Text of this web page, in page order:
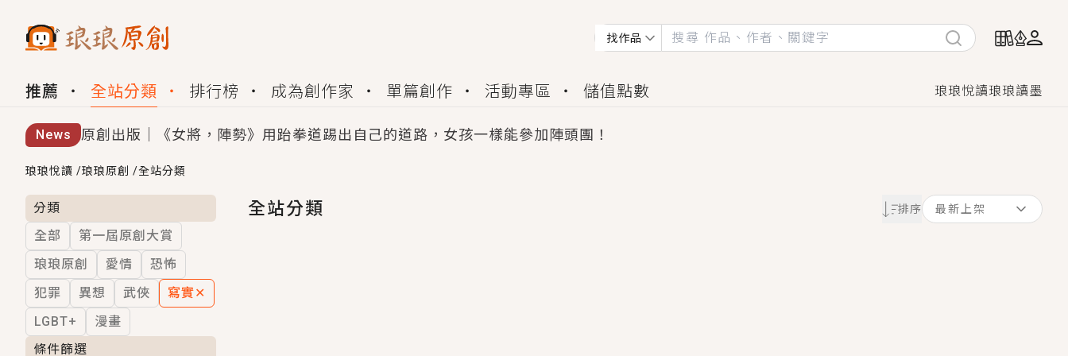
找作品
推薦 全站分類 排行榜 成為創作家 單篇創作 活動專區 儲值點數 琅琅悅讀琅琅讀墨
News 原創出版｜《女將，陣勢》用跆拳道踢出自己的道路，女孩一樣能參加陣頭團！
創,作家招募｜華文小說創作首選！有機會獲得豐富廣宣資源、專屬服務與獨享福利！
小編心動書單｜《離婚你提的，二婚嫁大佬，你哭什麼？》追妻火葬場！前夫失憶移情別戀，她頭也不回找新歡，他居然還後悔了？
GL｜《夏日與檸檬與重疊世界》炎熱的夏日、檸檬的香氣、互相愛慕的兩位少女，今夏最推純愛GL漫畫！
BL｜《費洛蒙中毒》救命！特殊費洛蒙體質世界觀，無法抗拒的吸引力，已中毒Σ>―(〃°ω°〃)♡→
OMG你嚇到我了｜《陰陽鬼店》上班族買了房子模型，但現實中買下的竟是屬於他的停屍櫃？！
言情｜《國語推行員》每個人心中都有一個連自己也無法改變的永恆， 他的一生將不由自主追逐著她……
琅琅悅讀 /琅琅原創 /全站分類
分類
全部
第一屆原創大賞
琅琅原創
愛情
恐怖
犯罪
異想 武俠 寫實✕
LGBT+
漫畫
條件篩選
全站分類 排序 最新上架